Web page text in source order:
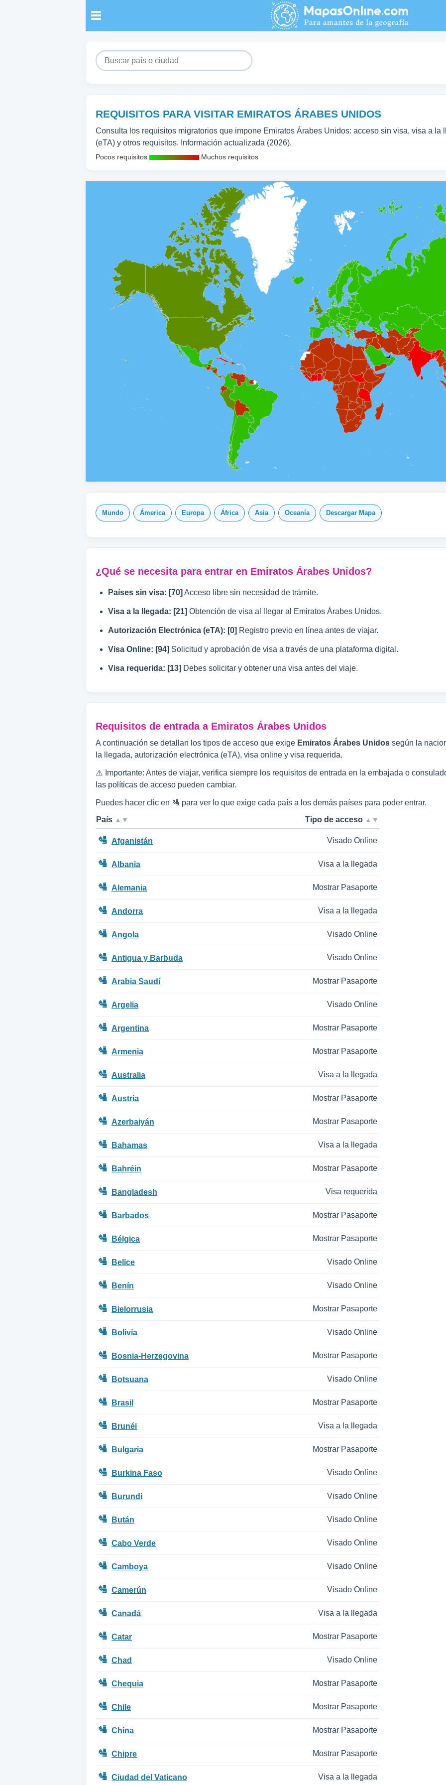
REQUISITOS PARA VISITAR EMIRATOS ÁRABES UNIDOS
Consulta los requisitos migratorios que impone Emiratos Árabes Unidos: acceso sin visa, visa a la
(eTA) y otros requisitos. Información actualizada (2026).
Pocos requisitos Muchos requisitos
Mundo Ámerica Europa África Asia Oceanía Descargar Mapa
¿Qué se necesita para entrar en Emiratos Árabes Unidos?
Países sin visa: [70] Acceso libre sin necesidad de trámite.
Visa a la llegada: [21] Obtención de visa al llegar al Emiratos Árabes Unidos.
Autorización Electrónica (eTA): [0] Registro previo en línea antes de viajar.
Visa Online: [94] Solicitud y aprobación de visa a través de una plataforma digital.
Visa requerida: [13] Debes solicitar y obtener una visa antes del viaje.
Requisitos de entrada a Emiratos Árabes Unidos
A continuación se detallan los tipos de acceso que exige Emiratos Árabes Unidos según la
la llegada, autorización electrónica (eTA), visa online y visa requerida.
⚠️ Importante: Antes de viajar, verifica siempre los requisitos de entrada en la embajada o
las políticas de acceso pueden cambiar.
Puedes hacer clic en 🛂 para ver lo que exige cada país a los demás países para poder entrar.
País ▲▼ Tipo de acceso ▲▼
🛂 Afganistán Visado Online
🛂 Albania Visa a la llegada
🛂 Alemania Mostrar Pasaporte
🛂 Andorra Visa a la llegada
🛂 Angola Visado Online
🛂 Antigua y Barbuda Visado Online
🛂 Arabia Saudí Mostrar Pasaporte
🛂 Argelia Visado Online
🛂 Argentina Mostrar Pasaporte
🛂 Armenia Mostrar Pasaporte
🛂 Australia Visa a la llegada
🛂 Austria Mostrar Pasaporte
🛂 Azerbaiyán Mostrar Pasaporte
🛂 Bahamas Visa a la llegada
🛂 Bahréin Mostrar Pasaporte
🛂 Bangladesh Visa requerida
🛂 Barbados Mostrar Pasaporte
🛂 Bélgica Mostrar Pasaporte
🛂 Belice Visado Online
🛂 Benín Visado Online
🛂 Bielorrusia Mostrar Pasaporte
🛂 Bolivia Visado Online
🛂 Bosnia-Herzegovina Mostrar Pasaporte
🛂 Botsuana Visado Online
🛂 Brasil Mostrar Pasaporte
🛂 Brunéi Visa a la llegada
🛂 Bulgaria Mostrar Pasaporte
🛂 Burkina Faso Visado Online
🛂 Burundi Visado Online
🛂 Bután Visado Online
🛂 Cabo Verde Visado Online
🛂 Camboya Visado Online
🛂 Camerún Visado Online
🛂 Canadá Visa a la llegada
🛂 Catar Mostrar Pasaporte
🛂 Chad Visado Online
🛂 Chequia Mostrar Pasaporte
🛂 Chile Mostrar Pasaporte
🛂 China Mostrar Pasaporte
🛂 Chipre Mostrar Pasaporte
🛂 Ciudad del Vaticano Visa a la llegada